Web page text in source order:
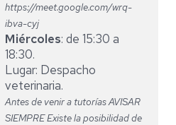
https://meet.google.com/wrq-
ibva-cyj
Miércoles: de 15:30 a
18:30.
Lugar: Despacho
veterinaria.
Antes de venir a tutorías AVISAR
SIEMPRE Existe la posibilidad de